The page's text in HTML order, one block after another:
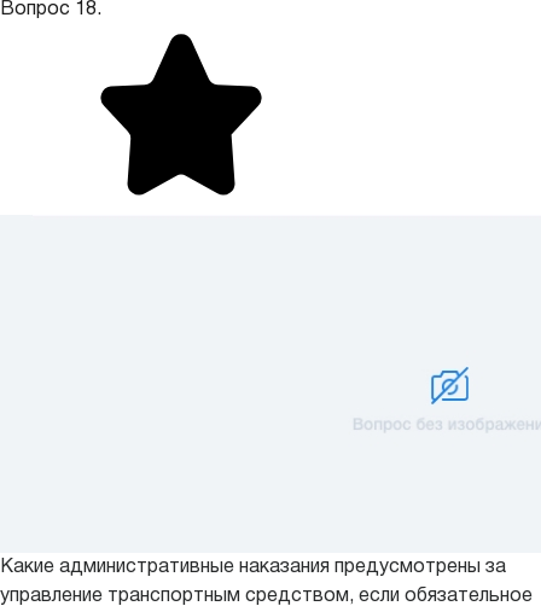
Вопрос 18.
Какие административные наказания предусмотрены за
управление транспортным средством, если обязательное